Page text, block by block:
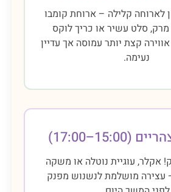
לארוחה קלילה – ארוחת קומבו
סלט עשיר או כריך לוקס
קצת יותר עמוסה אך עדיין
נעימה.
אקלר, עוגיית נוטלה או משקה
מושלמת לנשנוש מפנק